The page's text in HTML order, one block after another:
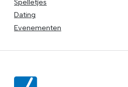
Dating
Evenementen